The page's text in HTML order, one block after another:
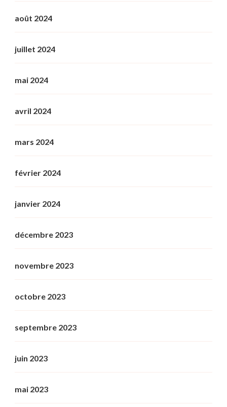
août 2024
juillet 2024
mai 2024
avril 2024
mars 2024
février 2024
janvier 2024
décembre 2023
novembre 2023
octobre 2023
septembre 2023
juin 2023
mai 2023